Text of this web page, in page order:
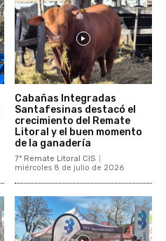
Cabañas Integradas
Santafesinas destacó el
crecimiento del Remate
Litoral y el buen momento
de la ganadería
7° Remate Litoral CIS
miércoles 8 de julio de 2026